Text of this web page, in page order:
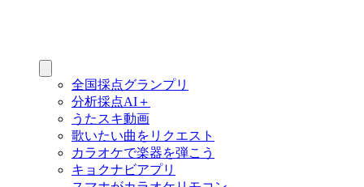
全国採点グランプリ
分析採点AI＋
うたスキ動画
歌いたい曲をリクエスト
カラオケで楽器を弾こう
キョクナビアプリ